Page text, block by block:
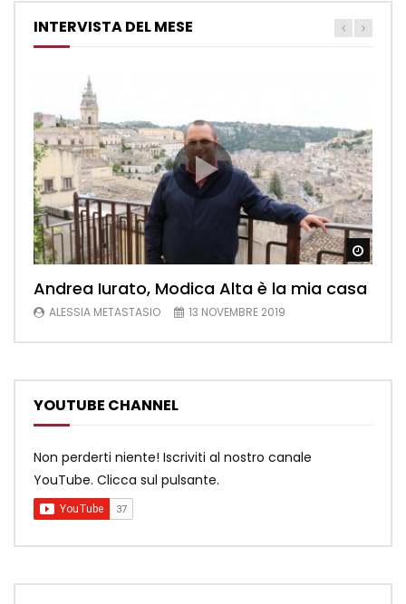
INTERVISTA DEL MESE
Andrea Iurato, Modica Alta è la mia casa
ALESSIA METASTASIO 13 NOVEMBRE 2019
YOUTUBE CHANNEL
Non perderti niente! Iscriviti al nostro canale
YouTube. Clicca sul pulsante.